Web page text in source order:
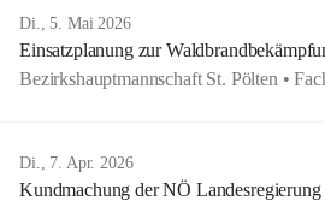
Di., 5. Mai 2026
Einsatzplanung zur
Bezirkshauptmannschaft St. Pölten •
Di., 7. Apr. 2026
Kundmachung der NÖ Landesregierung